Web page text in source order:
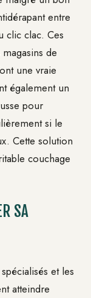
entre
clic clac. Ces
de
une vraie
également un
pour
si le
Cette solution
couchage
SA
et les
atteindre